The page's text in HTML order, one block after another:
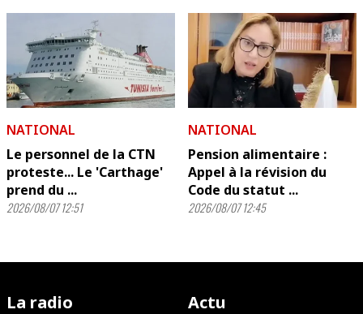
NATIONAL
Le personnel de la CTN
proteste... Le 'Carthage'
prend du ...
2026/08/07 12:51
NATIONAL
Pension alimentaire :
Appel à la révision du
Code du statut ...
2026/08/07 12:45
La radio Actu